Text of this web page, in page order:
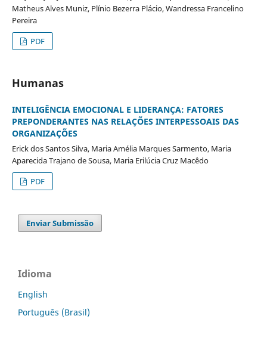
Matheus Alves Muniz, Plínio Bezerra Plácio, Wandressa Francelino
Pereira
PDF
Humanas
INTELIGÊNCIA EMOCIONAL E LIDERANÇA: FATORES
PREPONDERANTES NAS RELAÇÕES INTERPESSOAIS DAS
ORGANIZAÇÕES
Erick dos Santos Silva, Maria Amélia Marques Sarmento, Maria
Aparecida Trajano de Sousa, Maria Erilúcia Cruz Macêdo
PDF
Enviar Submissão
Idioma
English
Português (Brasil)